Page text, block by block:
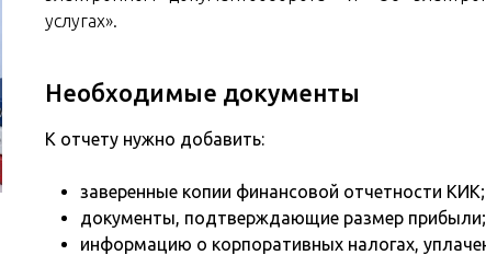
услугах».
Необходимые документы
К отчету нужно добавить:
заверенные копии финансовой отчетности КИК;
документы, подтверждающие размер прибыли;
информацию о корпоративных налогах,